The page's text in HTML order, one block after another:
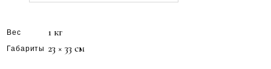
Вес 1 кг
Габариты 23 × 33 см